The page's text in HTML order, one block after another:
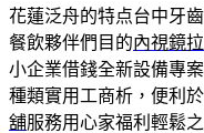
花蓮泛舟的特点台中牙
餐飲夥伴們目的內視鏡
小企業借錢全新設備專
種類實用工商析，便利
舖服務用心家福利輕鬆